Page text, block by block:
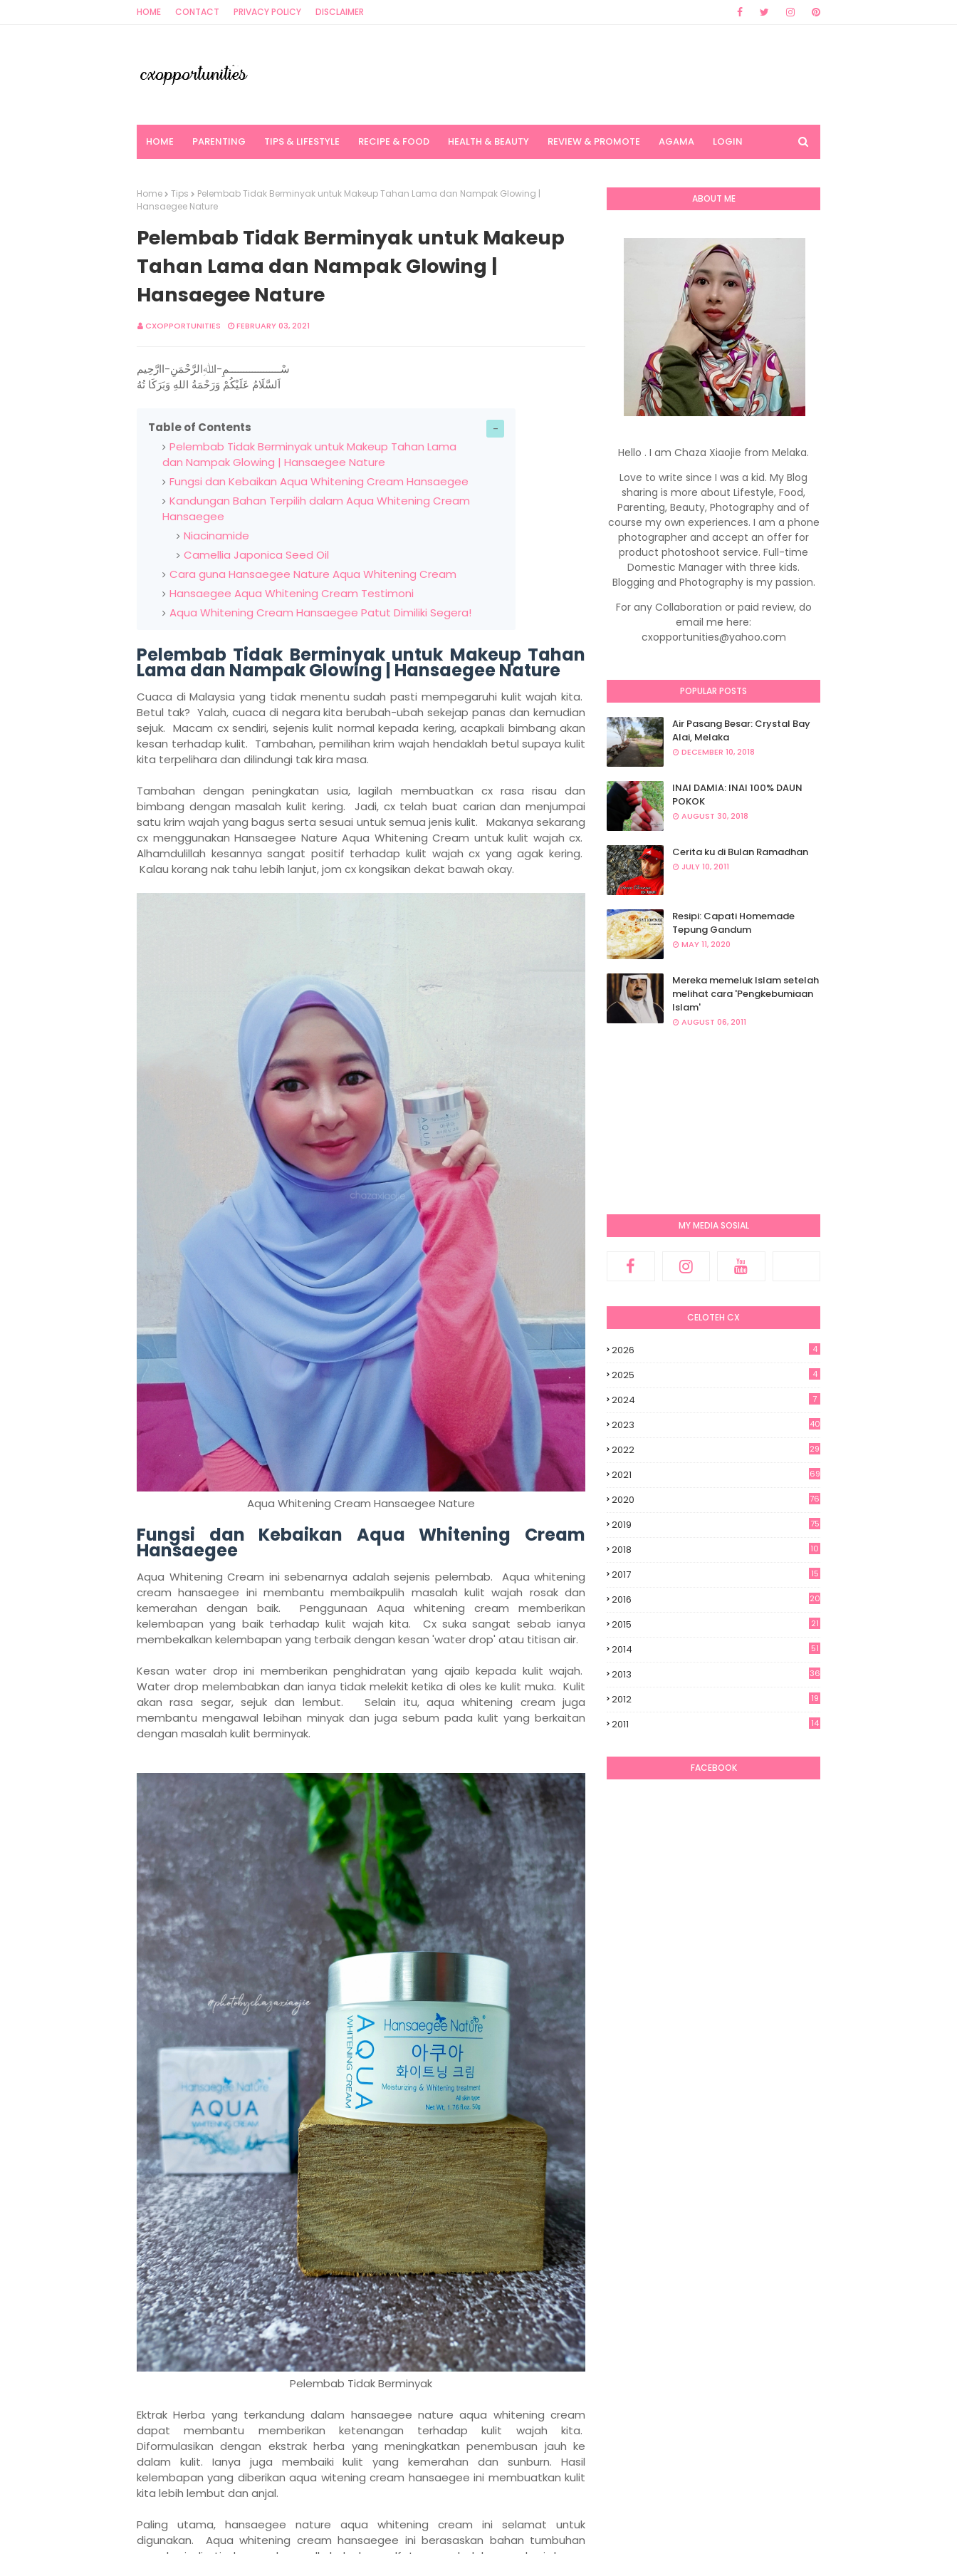
HOME CONTACT PRIVACY POLICY DISCLAIMER
HOME PARENTING TIPS & LIFESTYLE RECIPE & FOOD HEALTH & BEAUTY REVIEW & PROMOTE AGAMA LOGIN
Home Tips
Pelembab Tidak Berminyak untuk Makeup Tahan Lama dan Nampak Glowing |
Hansaegee Nature
Pelembab Tidak Berminyak untuk Makeup
Tahan Lama dan Nampak Glowing |
Hansaegee Nature
CXOPPORTUNITIES FEBRUARY 03, 2021
Table of Contents
Pelembab Tidak Berminyak untuk Makeup Tahan Lama
dan Nampak Glowing | Hansaegee Nature
Fungsi dan Kebaikan Aqua Whitening Cream Hansaegee
Kandungan Bahan Terpilih dalam Aqua Whitening Cream
Hansaegee
Niacinamide
Camellia Japonica Seed Oil
Cara guna Hansaegee Nature Aqua Whitening Cream
Hansaegee Aqua Whitening Cream Testimoni
Aqua Whitening Cream Hansaegee Patut Dimiliki Segera!
Pelembab Tidak Berminyak untuk Makeup Tahan
Lama dan Nampak Glowing | Hansaegee Nature
Cuaca di Malaysia yang tidak menentu sudah pasti mempegaruhi kulit wajah kita.
Betul tak? Yalah, cuaca di negara kita berubah-ubah sekejap panas dan kemudian
sejuk. Macam cx sendiri, sejenis kulit normal kepada kering, acapkali bimbang akan
kesan terhadap kulit. Tambahan, pemilihan krim wajah hendaklah betul supaya kulit
kita terpelihara dan dilindungi tak kira masa.
Tambahan dengan peningkatan usia, lagilah membuatkan cx rasa risau dan
bimbang dengan masalah kulit kering. Jadi, cx telah buat carian dan menjumpai
satu krim wajah yang bagus serta sesuai untuk semua jenis kulit. Makanya sekarang
cx menggunakan Hansaegee Nature Aqua Whitening Cream untuk kulit wajah cx.
Alhamdulillah kesannya sangat positif terhadap kulit wajah cx yang agak kering.
Kalau korang nak tahu lebih lanjut, jom cx kongsikan dekat bawah okay.
Aqua Whitening Cream Hansaegee Nature
Fungsi dan Kebaikan Aqua Whitening Cream
Hansaegee
Aqua Whitening Cream ini sebenarnya adalah sejenis pelembab. Aqua whitening
cream hansaegee ini membantu membaikpulih masalah kulit wajah rosak dan
kemerahan dengan baik. Penggunaan Aqua whitening cream memberikan
kelembapan yang baik terhadap kulit wajah kita. Cx suka sangat sebab ianya
membekalkan kelembapan yang terbaik dengan kesan 'water drop' atau titisan air.
Kesan water drop ini memberikan penghidratan yang ajaib kepada kulit wajah.
Water drop melembabkan dan ianya tidak melekit ketika di oles ke kulit muka. Kulit
akan rasa segar, sejuk dan lembut. Selain itu, aqua whitening cream juga
membantu mengawal lebihan minyak dan juga sebum pada kulit yang berkaitan
dengan masalah kulit berminyak.
Pelembab Tidak Berminyak
Ektrak Herba yang terkandung dalam hansaegee nature aqua whitening cream
dapat membantu memberikan ketenangan terhadap kulit wajah kita.
Diformulasikan dengan ekstrak herba yang meningkatkan penembusan jauh ke
dalam kulit. Ianya juga membaiki kulit yang kemerahan dan sunburn. Hasil
kelembapan yang diberikan aqua witening cream hansaegee ini membuatkan kulit
kita lebih lembut dan anjal.
Paling utama, hansaegee nature aqua whitening cream ini selamat untuk
digunakan. Aqua whitening cream hansaegee ini berasaskan bahan tumbuhan
ABOUT ME
Hello . I am Chaza Xiaojie from Melaka.
Love to write since I was a kid. My Blog
sharing is more about Lifestyle, Food,
Parenting, Beauty, Photography and of
course my own experiences. I am a phone
photographer and accept an offer for
product photoshoot service. Full-time
Domestic Manager with three kids.
Blogging and Photography is my passion.
For any Collaboration or paid review, do
email me here:
cxopportunities@yahoo.com
POPULAR POSTS
Air Pasang Besar: Crystal Bay
Alai, Melaka
DECEMBER 10, 2018
INAI DAMIA: INAI 100% DAUN
POKOK
AUGUST 30, 2018
Cerita ku di Bulan Ramadhan
JULY 10, 2011
Resipi: Capati Homemade
Tepung Gandum
MAY 11, 2020
Mereka memeluk Islam setelah
melihat cara 'Pengkebumiaan
Islam'
AUGUST 06, 2011
MY MEDIA SOSIAL
CELOTEH CX
2026 4
2025 4
2024 7
2023 40
2022 29
2021 69
2020 76
2019 75
2018 10
2017 15
2016 20
2015 21
2014 51
2013 36
2012
19
2011
14
FACEBOOK